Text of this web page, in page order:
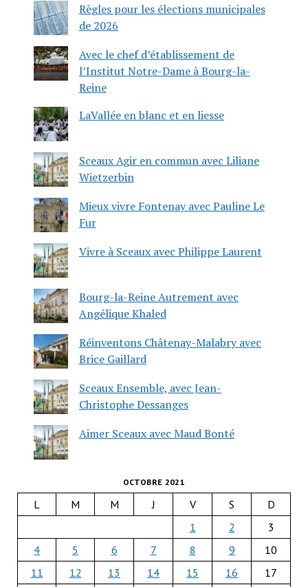
Règles pour les élections municipales
de 2026
Avec le chef d’établissement de
l’Institut Notre-Dame à Bourg-la-
Reine
LaVallée en blanc et en liesse
Sceaux Agir en commun avec Liliane
Wietzerbin
Mieux vivre Fontenay avec Pauline Le
Fur
Vivre à Sceaux avec Philippe Laurent
Bourg-la-Reine Autrement avec
Angélique Khaled
Réinventons Châtenay-Malabry avec
Brice Gaillard
Sceaux Ensemble, avec Jean-
Christophe Dessanges
Aimer Sceaux avec Maud Bonté
OCTOBRE 2021
L M M J V S
D
1
2
3
4
5 6 7 8 9
10
11
12 13 14 15 16 17